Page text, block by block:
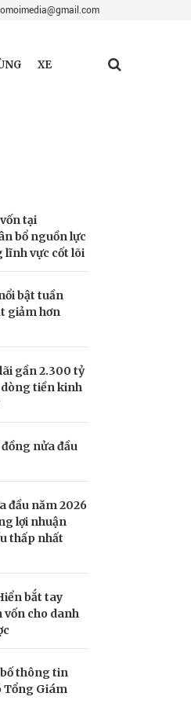
XE
tại
bổ nguồn lực
lĩnh vực cốt lõi
bật tuần
giảm hơn
gần 2.300 tỷ
tiền kinh
nửa đầu
đầu năm 2026
lợi nhuận
thấp nhất
bắt tay
vốn cho danh
thông tin
Tổng Giám